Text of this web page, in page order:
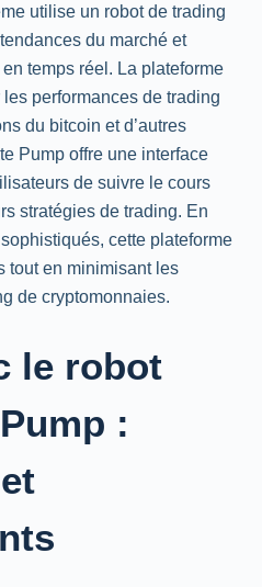
utilise un robot de trading
du marché et
temps réel. La plateforme
performances de trading
du bitcoin et d’autres
Pump offre une interface
de suivre le cours
stratégies de trading. En
cette plateforme
tout en minimisant les
de cryptomonnaies.
le robot
: